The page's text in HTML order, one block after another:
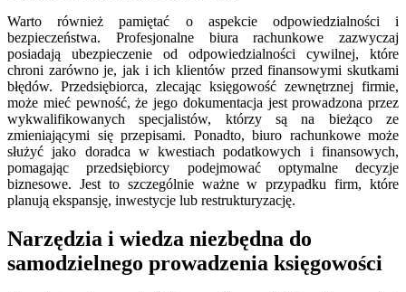
Warto również pamiętać o aspekcie odpowiedzialności i
bezpieczeństwa. Profesjonalne biura rachunkowe zazwyczaj
posiadają ubezpieczenie od odpowiedzialności cywilnej, które
chroni zarówno je, jak i ich klientów przed finansowymi skutkami
błędów. Przedsiębiorca, zlecając księgowość zewnętrznej firmie,
może mieć pewność, że jego dokumentacja jest prowadzona przez
wykwalifikowanych specjalistów, którzy są na bieżąco ze
zmieniającymi się przepisami. Ponadto, biuro rachunkowe może
służyć jako doradca w kwestiach podatkowych i finansowych,
pomagając przedsiębiorcy podejmować optymalne decyzje
biznesowe. Jest to szczególnie ważne w przypadku firm, które
planują ekspansję, inwestycje lub restrukturyzację.
Narzędzia i wiedza niezbędna do
samodzielnego prowadzenia księgowości